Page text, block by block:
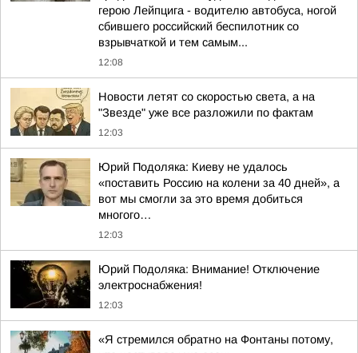
герою Лейпцига - водителю автобуса, ногой
сбившего российский беспилотник со
взрывчаткой и тем самым...
12:08
Новости летят со скоростью света, а на
"Звезде" уже все разложили по фактам
12:03
Юрий Подоляка: Киеву не удалось
«поставить Россию на колени за 40 дней», а
вот мы смогли за это время добиться
многого…
12:03
Юрий Подоляка: Внимание! Отключение
электроснабжения!
12:03
«Я стремился обратно на Фонтаны потому,